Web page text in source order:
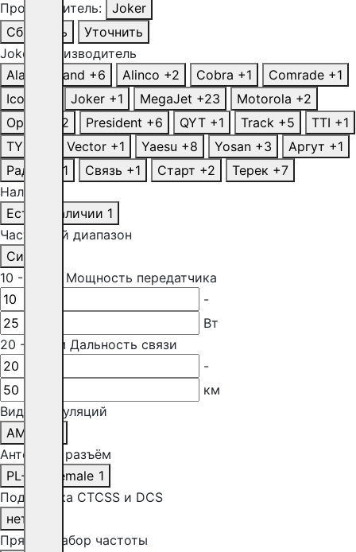
Производитель:
Joker
Сбросить
Уточнить
Joker
Производитель
Alan/Midland +6 Alinco +2 Cobra +1 Comrade +1
Icom
Joker +1 MegaJet +23 Motorola +2
Optim
+12 President +6 QYT +1 Track +5 TTI +1
TYT
Vector +1 Yaesu +8 Yosan +3 Аргут +1
Радант
+1 Связь +1 Старт +2 Терек +7
Наличие
Есть в наличии 1
Частотный диапазон
Си-Би
10 -
Мощность передатчика
-
Вт
20 - км Дальность связи
-
км
Виды модуляций
AM, FM
Антенный разъём
PL-259 female 1
Поддержка CTCSS и DCS
нет
Прямой набор частоты